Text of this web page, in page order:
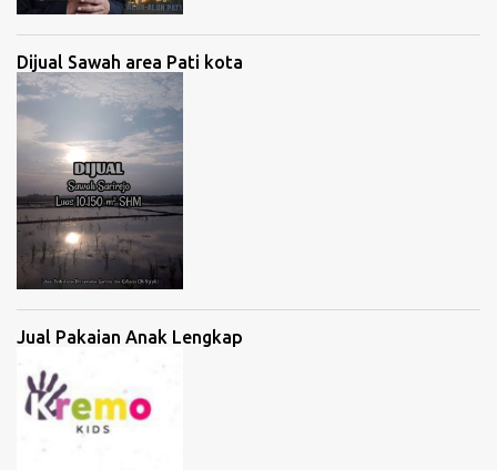
Dijual Sawah area Pati kota
Jual Pakaian Anak Lengkap